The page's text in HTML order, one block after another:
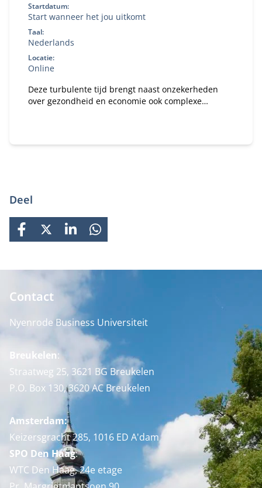
Startdatum:
Start wanneer het jou uitkomt
Taal:
Nederlands
Locatie:
Online
Deze turbulente tijd brengt naast onzekerheden
over gezondheid en economie ook complexe
Deel
FACEBOOK
X LINKEDINWHATSAPP
Contact
Nyenrode Business Universiteit
Breukelen:
Straatweg 25, 3621 BG Breukelen
P.O. Box 130, 3620 AC Breukelen
Amsterdam:
Keizersgracht 285, 1016 ED A'dam
SPO Den Haag:
WTC Den Haag, 24e etage